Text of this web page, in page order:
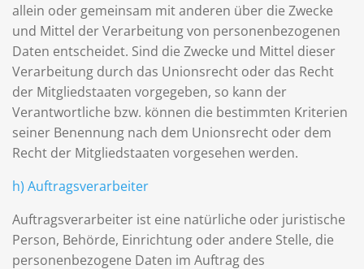
allein oder gemeinsam mit anderen über die Zwecke
und Mittel der Verarbeitung von personenbezogenen
Daten entscheidet. Sind die Zwecke und Mittel dieser
Verarbeitung durch das Unionsrecht oder das Recht
der Mitgliedstaaten vorgegeben, so kann der
Verantwortliche bzw. können die bestimmten Kriterien
seiner Benennung nach dem Unionsrecht oder dem
Recht der Mitgliedstaaten vorgesehen werden.
h) Auftragsverarbeiter
Auftragsverarbeiter ist eine natürliche oder juristische
Person, Behörde, Einrichtung oder andere Stelle, die
personenbezogene Daten im Auftrag des